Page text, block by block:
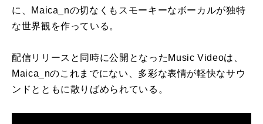
に、
Maica_nの切なくもスモーキーなボーカルが独特
な世界観を作っている。
配信リリースと同時に公開となった Music Videoは、
Maica_nのこれまでにない、多彩な表情が軽快なサウ
ンドとともに散りばめられている。